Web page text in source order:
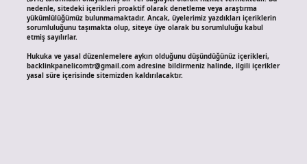
nedenle, sitedeki içerikleri proaktif olarak denetleme veya araştırma
yükümlülüğümüz bulunmamaktadır. Ancak, üyelerimiz yazdıkları içeriklerin
sorumluluğunu taşımakta olup, siteye üye olarak bu sorumluluğu kabul
etmiş sayılırlar.
Hukuka ve yasal düzenlemelere aykırı olduğunu düşündüğünüz içerikleri,
backlinkpanelicomtr@gmail.comadresine bildirmeniz halinde, ilgili içerikler
yasal süre içerisinde sitemizden kaldırılacaktır.